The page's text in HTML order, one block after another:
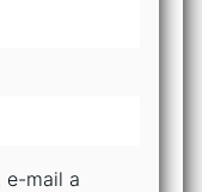
e-mail a